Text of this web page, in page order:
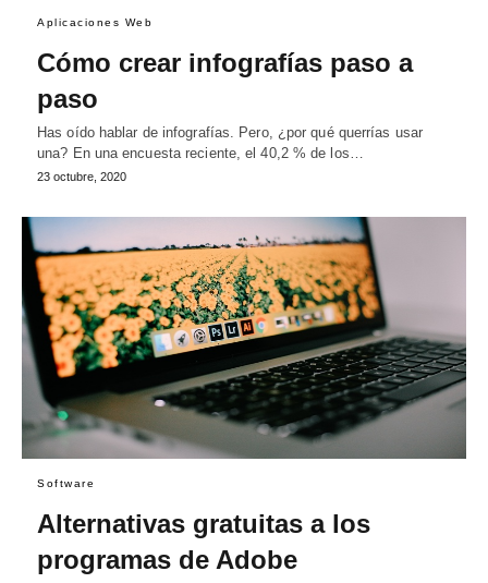
Aplicaciones Web
Cómo crear infografías paso a
paso
Has oído hablar de infografías. Pero, ¿por qué querrías usar
una? En una encuesta reciente, el 40,2 % de los…
23 octubre, 2020
Software
Alternativas gratuitas a los
programas de Adobe